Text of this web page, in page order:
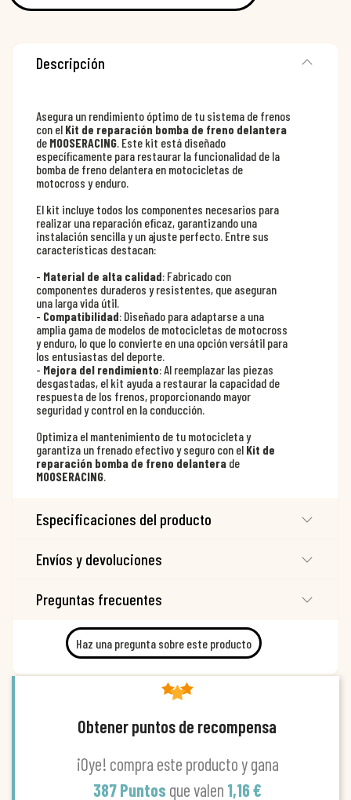
Descripción
Asegura un rendimiento óptimo de tu sistema de frenos
con el Kit de reparación bomba de freno delantera
de MOOSERACING. Este kit está diseñado
específicamente para restaurar la funcionalidad de la
bomba de freno delantera en motocicletas de
motocross y enduro.
El kit incluye todos los componentes necesarios para
realizar una reparación eficaz, garantizando una
instalación sencilla y un ajuste perfecto. Entre sus
características destacan:
- Material de alta calidad: Fabricado con
componentes duraderos y resistentes, que aseguran
una larga vida útil.
- Compatibilidad: Diseñado para adaptarse a una
amplia gama de modelos de motocicletas de motocross
y enduro, lo que lo convierte en una opción versátil para
los entusiastas del deporte.
- Mejora del rendimiento: Al reemplazar las piezas
desgastadas, el kit ayuda a restaurar la capacidad de
respuesta de los frenos, proporcionando mayor
seguridad y control en la conducción.
Optimiza el mantenimiento de tu motocicleta y
garantiza un frenado efectivo y seguro con el Kit de
reparación bomba de freno delantera de
MOOSERACING.
Especificaciones del producto
Envíos y devoluciones
Preguntas frecuentes
Haz una pregunta sobre este producto
Obtener puntos de recompensa
¡Oye! compra este producto y gana
387 Puntos que valen 1,16 €